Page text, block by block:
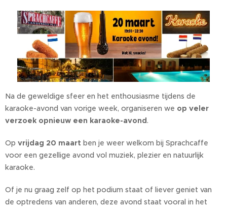
Na de geweldige sfeer en het enthousiasme tijdens de
karaoke-avond van vorige week, organiseren we op veler
verzoek opnieuw een karaoke-avond.
Op vrijdag 20 maart ben je weer welkom bij Sprachcaffe
voor een gezellige avond vol muziek, plezier en natuurlijk
karaoke.
Of je nu graag zelf op het podium staat of liever geniet van
de optredens van anderen, deze avond staat vooral in het